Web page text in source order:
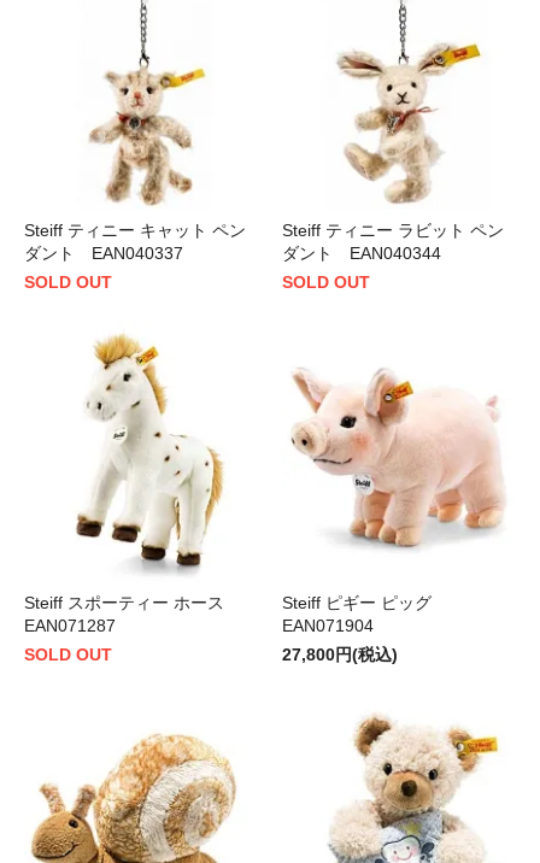
Steiff ティニー キャット ペン
ダント EAN040337
SOLD OUT
Steiff ティニー ラビット ペン
ダント EAN040344
SOLD OUT
Steiff スポーティー ホース
EAN071287
SOLD OUT
Steiff ピギー ピッグ
EAN071904
27,800円(税込)